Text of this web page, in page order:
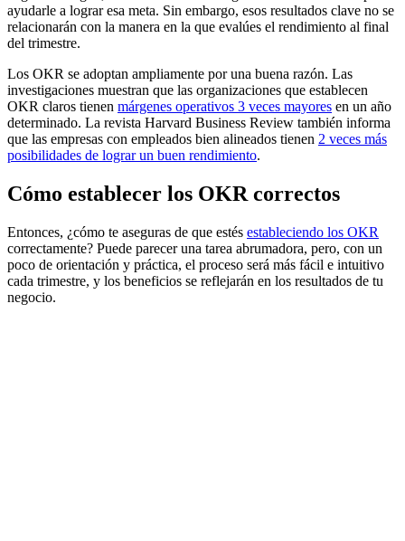
ayudarle a lograr esa meta. Sin embargo, esos resultados clave no se
relacionarán con la manera en la que evalúes el rendimiento al final
del trimestre.
Los OKR se adoptan ampliamente por una buena razón. Las
investigaciones muestran que las organizaciones que establecen
OKR claros tienen márgenes operativos 3 veces mayores en un año
determinado. La revista Harvard Business Review también informa
que las empresas con empleados bien alineados tienen 2 veces más
posibilidades de lograr un buen rendimiento.
Cómo establecer los OKR correctos
Entonces, ¿cómo te aseguras de que estés estableciendo los OKR
correctamente? Puede parecer una tarea abrumadora, pero, con un
poco de orientación y práctica, el proceso será más fácil e intuitivo
cada trimestre, y los beneficios se reflejarán en los resultados de tu
negocio.